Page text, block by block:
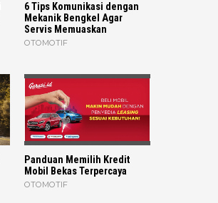
6 Tips Komunikasi dengan
Mekanik Bengkel Agar
Servis Memuaskan
OTOMOTIF
Panduan Memilih Kredit
Mobil Bekas Terpercaya
OTOMOTIF